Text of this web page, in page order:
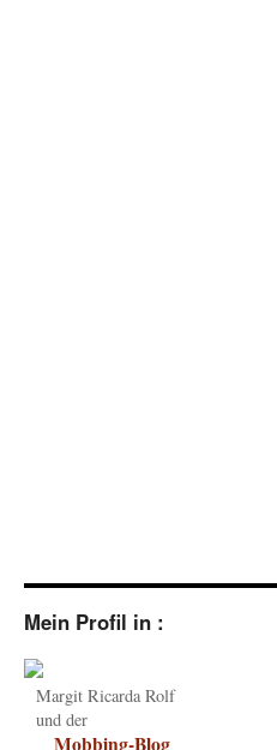
Mein Profil in :
Margit Ricarda Rolf
und der
Mobbing-Blog